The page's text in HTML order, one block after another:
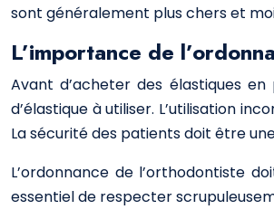
sont généralement plus chers et
L’importance de
Avant d’acheter des élastiques
d’élastique à utiliser. L’utilisation
La sécurité des patients doit être
L’ordonnance de l’orthodontiste
essentiel de respecter